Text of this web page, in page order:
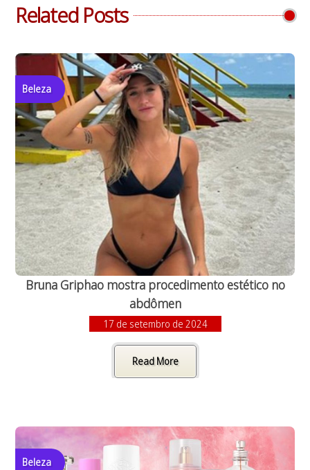
Related Posts
Beleza
Bruna Griphao mostra procedimento estético no
abdômen
17 de setembro de 2024
Read More
Beleza